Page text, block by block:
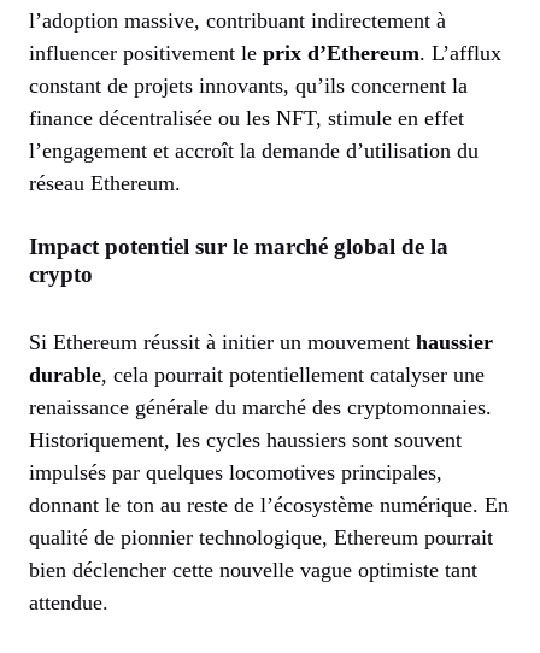
l’adoption massive, contribuant indirectement à
influencer positivement le prix d’Ethereum. L’afflux
constant de projets innovants, qu’ils concernent la
finance décentralisée ou les NFT, stimule en effet
l’engagement et accroît la demande d’utilisation du
réseau Ethereum.
Impact potentiel sur le marché global de la
crypto
Si Ethereum réussit à initier un mouvement haussier
durable, cela pourrait potentiellement catalyser une
renaissance générale du marché des cryptomonnaies.
Historiquement, les cycles haussiers sont souvent
impulsés par quelques locomotives principales,
donnant le ton au reste de l’écosystème numérique. En
qualité de pionnier technologique, Ethereum pourrait
bien déclencher cette nouvelle vague optimiste tant
attendue.